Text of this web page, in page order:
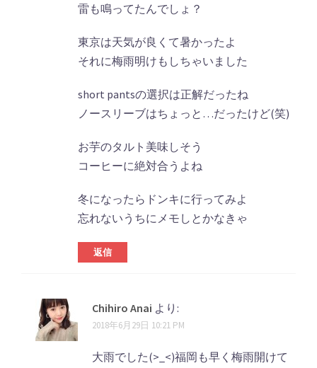
雷も鳴ってたんでしょ？
東京は天気が良くて暑かったよ
それに梅雨明けもしちゃいました
short pantsの選択は正解だったね
ノースリーブはちょっと…だったけど(笑)
お芋のタルト美味しそう
コーヒーに絶対合うよね
冬になったらドンキに行ってみよ
忘れないうちにメモしとかなきゃ
返信
Chihiro Anai より:
2018年6月29日 10:21 PM
大雨でした(>_<)福岡も早く梅雨開けて